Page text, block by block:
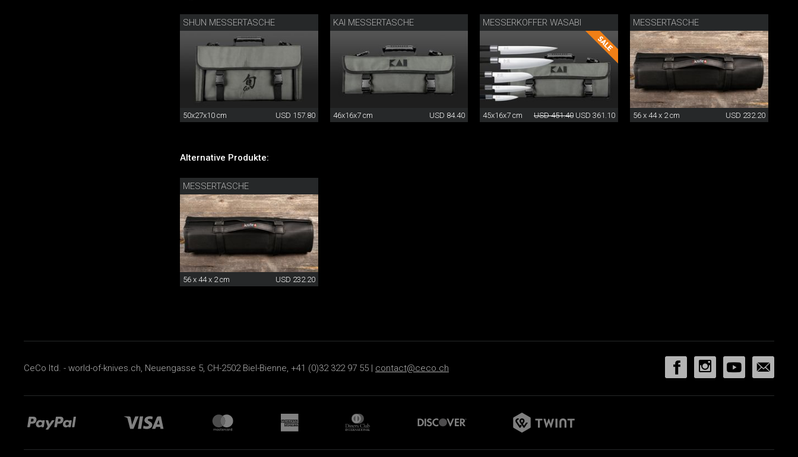
SHUN MESSERTASCHE
50x27x10 cm USD 157.80
KAI MESSERTASCHE
46x16x7 cm USD 84.40
MESSERKOFFER WASABI
45x16x7 cm USD 451.40 USD 361.10
MESSERTASCHE
56 x 44 x 2 cm USD 232.20
Alternative Produkte:
MESSERTASCHE
56 x 44 x 2 cm USD 232.20
CeCo ltd. - world-of-knives.ch, Neuengasse 5, CH-2502 Biel-Bienne, +41 (0)32 322 97 55 | contact@ceco.ch